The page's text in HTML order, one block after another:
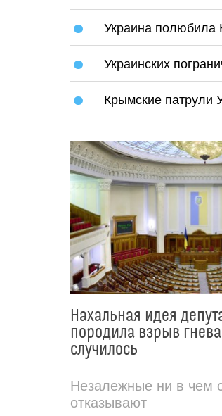
Украина полюбила
Украинских
Крымские патрули
Нахальная идея
породила взрыв
случилось
Незалежные ни в чем
отказывают